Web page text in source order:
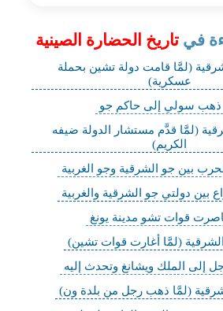
في تاريخ الحضارة الصينية
(لمَّا قامت دولة تشين بحملة
عسكرية)
ذهب سولي إلى حاكم جو
(لمَّا قدَّم مستشار الدولة ضيفه
الكريم)
بين جو الشرقية وجو الغربية
بين دولتي جو الشرقية والغربية
قوات تشو مدينة يونغ
(لمَّا أغارت قوات تشين)
إلى الملك ويشانغ وتحدث إليه
(لمَّا ذهب رجل من بلدة ون)